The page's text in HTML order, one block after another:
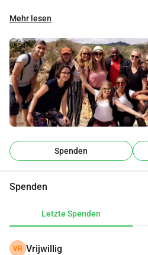
Mehr lesen
Spenden
Spenden
Letzte Spenden
VR Vrijwillig